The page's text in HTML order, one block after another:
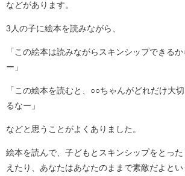
などがあります。
3人の子に絵本を読みながら、
「この絵本は読みながらスキンシップできる
ー」
「この絵本を読むと、○○ちゃんがどれだけ大
るなー」
などと思うことがよくありました。
絵本を読んで、子どもとスキンシップをとっ
えたり、あなたはあなたのままで素敵だよとい